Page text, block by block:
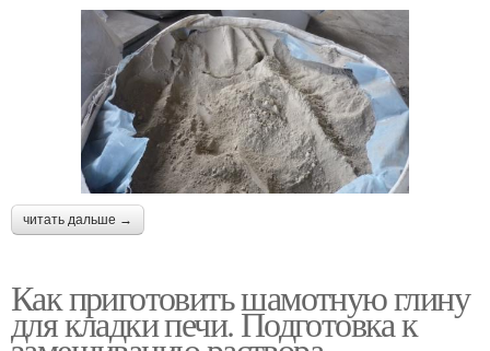
читать дальше →
Как приготовить шамотную глину
для кладки печи. Подготовка к